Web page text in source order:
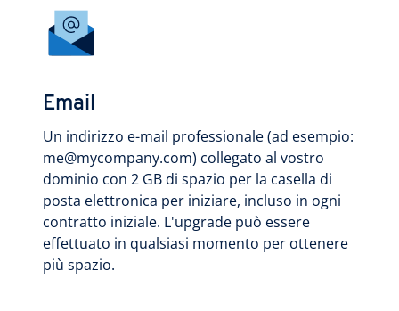
Email
Un indirizzo e-mail professionale (ad esempio:
me@mycompany.com) collegato al vostro
dominio con 2 GB di spazio per la casella di
posta elettronica per iniziare, incluso in ogni
contratto iniziale. L'upgrade può essere
effettuato in qualsiasi momento per ottenere
più spazio.